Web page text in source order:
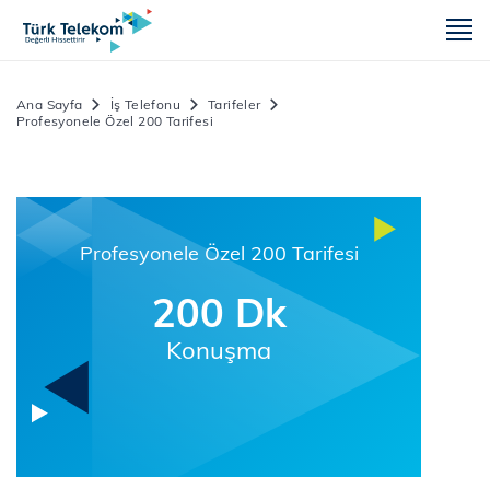
Ana Sayfa İş Telefonu
Tarifeler
Profesyonele Özel 200 Tarifesi
Profesyonele Özel 200 Tarifesi
200 Dk
Konuşma